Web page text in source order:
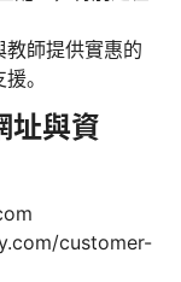
師提供實惠的
。
址與資
customer-